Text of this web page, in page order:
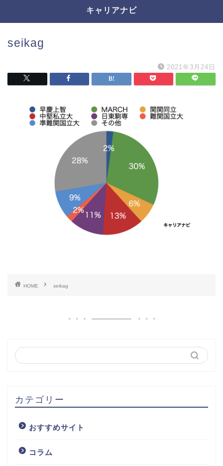
キャリアナビ
seikag
2021年3月24日
HOME seikag
カテゴリー
おすすめサイト
コラム